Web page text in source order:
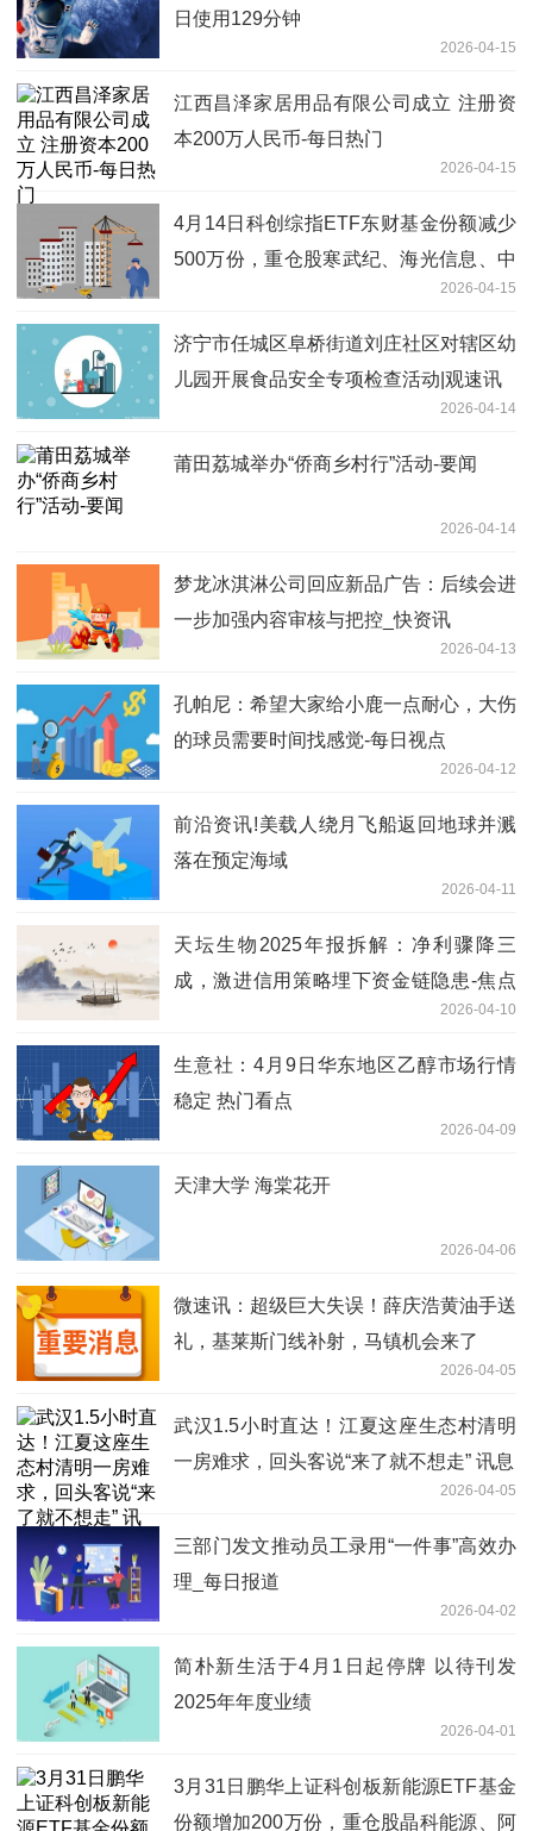
日使用129分钟
2026-04-15
江西昌泽家居用品有限公司成立 注册资
本200万人民币-每日热门
2026-04-15
4月14日科创综指ETF东财基金份额减少
500万份，重仓股寒武纪、海光信息、中
2026-04-15
济宁市任城区阜桥街道刘庄社区对辖区幼
儿园开展食品安全专项检查活动|观速讯
2026-04-14
莆田荔城举办“侨商乡村行”活动-要闻
2026-04-14
梦龙冰淇淋公司回应新品广告：后续会进
一步加强内容审核与把控_快资讯
2026-04-13
孔帕尼：希望大家给小鹿一点耐心，大伤
的球员需要时间找感觉-每日视点
2026-04-12
前沿资讯!美载人绕月飞船返回地球并溅
落在预定海域
2026-04-11
天坛生物2025年报拆解：净利骤降三
成，激进信用策略埋下资金链隐患-焦点
2026-04-10
生意社：4月9日华东地区乙醇市场行情
稳定 热门看点
2026-04-09
天津大学 海棠花开
2026-04-06
微速讯：超级巨大失误！薛庆浩黄油手送
礼，基莱斯门线补射，马镇机会来了
2026-04-05
武汉1.5小时直达！江夏这座生态村清明
一房难求，回头客说“来了就不想走” 讯息
2026-04-05
三部门发文推动员工录用“一件事”高效办
理_每日报道
2026-04-02
简朴新生活于4月1日起停牌 以待刊发
2025年年度业绩
2026-04-01
3月31日鹏华上证科创板新能源ETF基金
份额增加200万份，重仓股晶科能源、阿